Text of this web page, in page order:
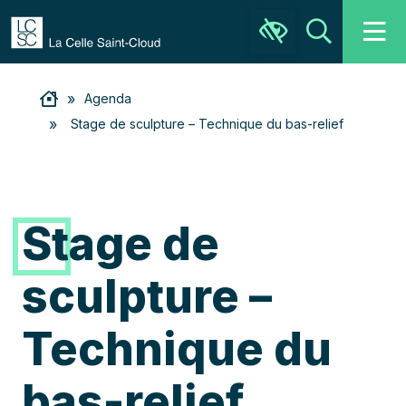
Ouvrir la barre d’outils
» Agenda
» Stage de sculpture – Technique du bas-relief
Stage de
sculpture –
Technique du